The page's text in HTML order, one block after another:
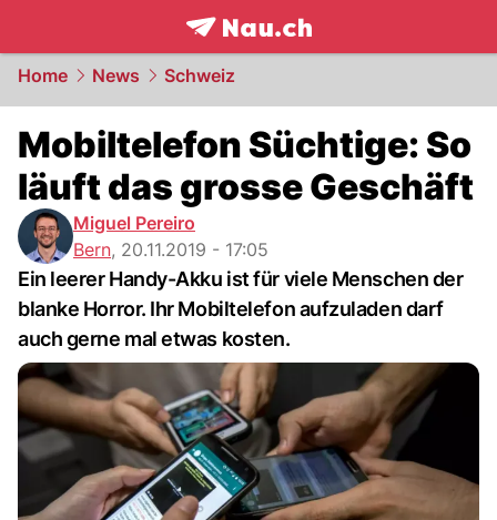
frontpage.NAU.ch
Home News Schweiz
Mobiltelefon Süchtige: So
läuft das grosse Geschäft
Miguel Pereiro
Bern, 20.11.2019 - 17:05
Ein leerer Handy-Akku ist für viele Menschen der
blanke Horror. Ihr Mobiltelefon aufzuladen darf
auch gerne mal etwas kosten.